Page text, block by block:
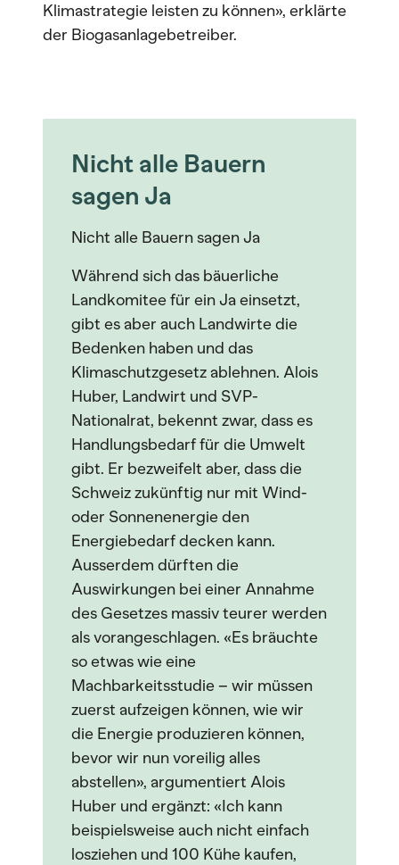
Klimastrategie leisten zu können», erklärte
der Biogasanlagebetreiber.
Nicht alle Bauern
sagen Ja
Nicht alle Bauern sagen Ja
Während sich das bäuerliche
Landkomitee für ein Ja einsetzt,
gibt es aber auch Landwirte die
Bedenken haben und das
Klimaschutzgesetz ablehnen. Alois
Huber, Landwirt und SVP-
Nationalrat, bekennt zwar, dass es
Handlungsbedarf für die Umwelt
gibt. Er bezweifelt aber, dass die
Schweiz zukünftig nur mit Wind-
oder Sonnenenergie den
Energiebedarf decken kann.
Ausserdem dürften die
Auswirkungen bei einer Annahme
des Gesetzes massiv teurer werden
als vorangeschlagen. «Es bräuchte
so etwas wie eine
Machbarkeitsstudie – wir müssen
zuerst aufzeigen können, wie wir
die Energie produzieren können,
bevor wir nun voreilig alles
abstellen», argumentiert Alois
Huber und ergänzt: «Ich kann
beispielsweise auch nicht einfach
losziehen und 100 Kühe kaufen,